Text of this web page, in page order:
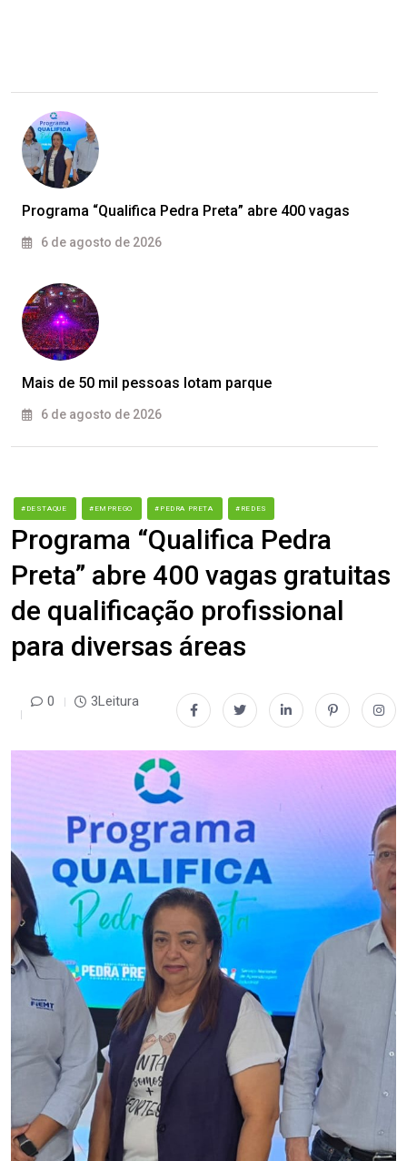
Programa “Qualifica Pedra Preta” abre 400 vagas
6 de agosto de 2026
Mais de 50 mil pessoas lotam parque
6 de agosto de 2026
#DESTAQUE #EMPREGO #PEDRA PRETA #REDES
Programa “Qualifica Pedra
Preta” abre 400 vagas gratuitas
de qualificação profissional
para diversas áreas
0 3Leitura